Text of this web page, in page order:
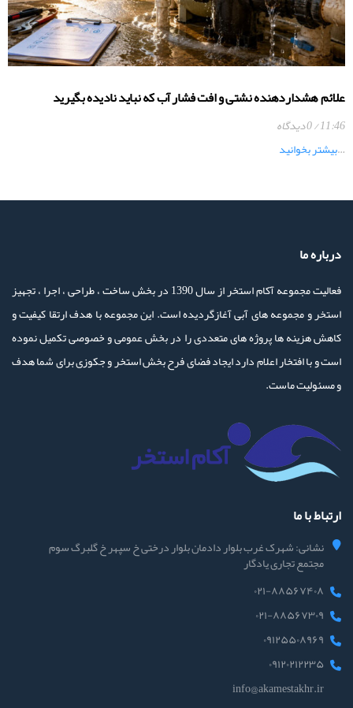
علائم هشداردهنده نشتی و افت فشار آب که نباید نادیده بگیرید
11:46 0 دیدگاه
…بیشتر بخوانید
درباره ما
فعالیت مجموعه آکام استخر از سال 1390 در بخش ساخت ، طراحی ، اجرا ، تجهیز
استخر و مجموعه های آبی آغازگردیده است. این مجموعه با هدف ارتقا کیفیت و
کاهش هزینه ها پروژه های متعددی را در بخش عمومی و خصوصی تکمیل نموده
است و با افتخار اعلام دارد ایجاد فضای فرح بخش استخر و جکوزی برای شما هدف
و مسئولیت ماست.
ارتباط با ما
نشانی: شهرک غرب بلوار دادمان بلوار درختی خ سپهر خ گلبرگ سوم
مجتمع تجاری یادگار
۰۲۱-۸۸۵۶۷۴۰۸
۰۲۱-۸۸۵۶۷۳۰۹
۰۹۱۲۵۵۰۸۹۶۹
۰۹۱۲۰۲۱۲۲۳۵
info@akamestakhr.ir